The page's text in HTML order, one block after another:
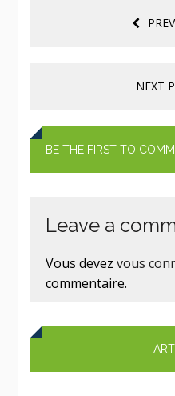
NEXT
BE THE FIRST TO
Leave a
Vous devez vous
commentaire.